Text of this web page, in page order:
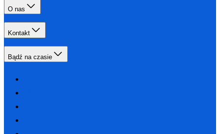
O nas
Kontakt
Bądź na czasie